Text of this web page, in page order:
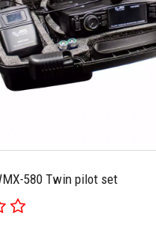
580 Twin pilot set